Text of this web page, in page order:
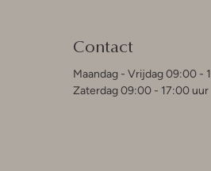
Contact
Maandag - Vrijdag 09:00 -
Zaterdag 09:00 - 17:00 uur